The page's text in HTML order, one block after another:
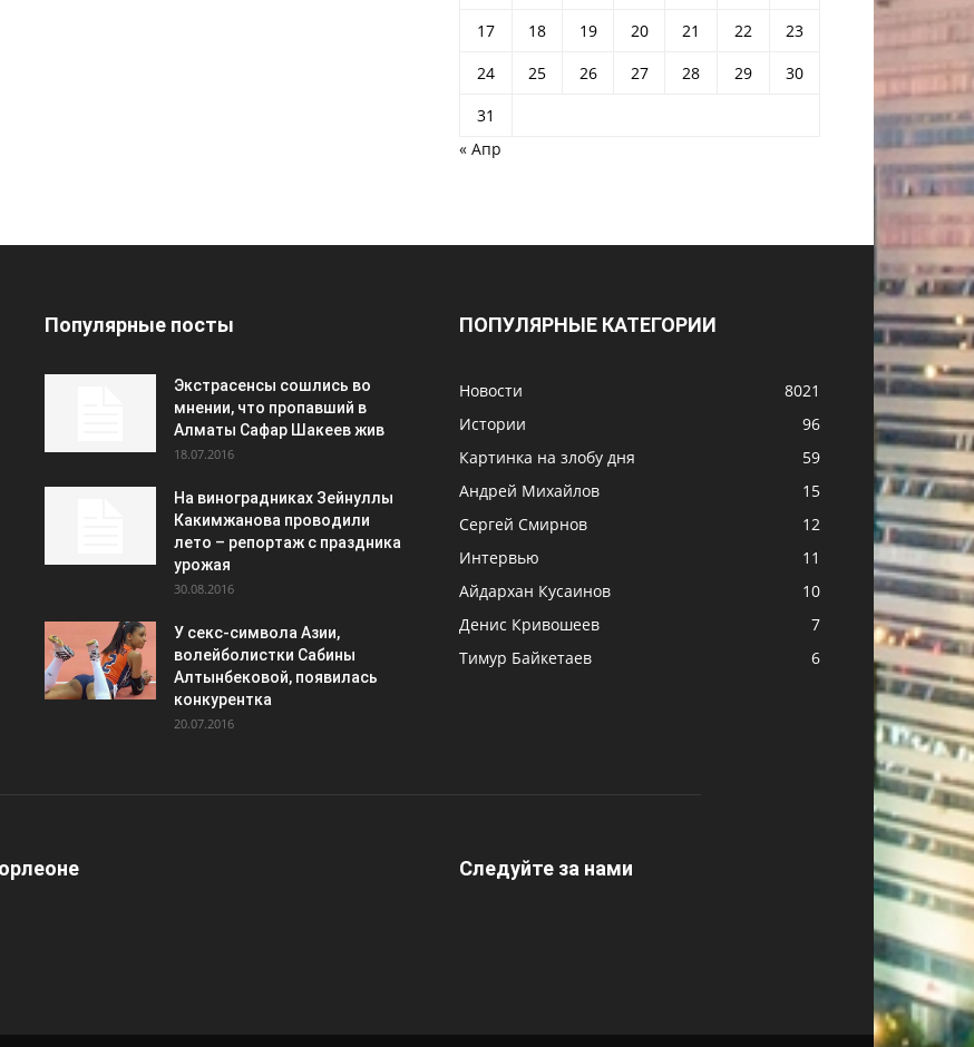
17
18 19 20 21 22
23
24
25 26 27 28 29
30
31
« Апр
Популярные посты
Экстрасенсы сошлись во
мнении, что пропавший в
Алматы Сафар Шакеев жив
18.07.2016
На виноградниках Зейнуллы
Какимжанова проводили
лето – репортаж с праздника
урожая
30.08.2016
У секс-символа Азии,
волейболистки Сабины
Алтынбековой, появилась
конкурентка
20.07.2016
ПОПУЛЯРНЫЕ КАТЕГОРИИ
Новости
8021
Истории
96
Картинка на злобу дня
59
Андрей Михайлов
15
Сергей Смирнов
12
Интервью
11
Айдархан Кусаинов
10
Денис Кривошеев
7
Тимур Байкетаев
6
Следуйте за нами